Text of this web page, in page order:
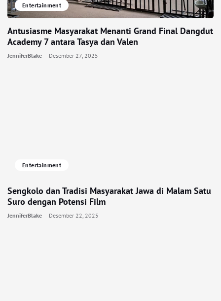
Entertainment
Antusiasme Masyarakat Menanti Grand Final Dangdut
Academy 7 antara Tasya dan Valen
JenniferBlake Desember 27, 2025
Entertainment
Sengkolo dan Tradisi Masyarakat Jawa di Malam Satu
Suro dengan Potensi Film
JenniferBlake Desember 22, 2025